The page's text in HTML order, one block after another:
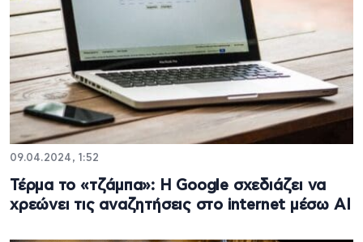
09.04.2024, 1:52
Τέρμα το «τζάμπα»: Η Google σχεδιάζει να
χρεώνει τις αναζητήσεις στο internet μέσω AI